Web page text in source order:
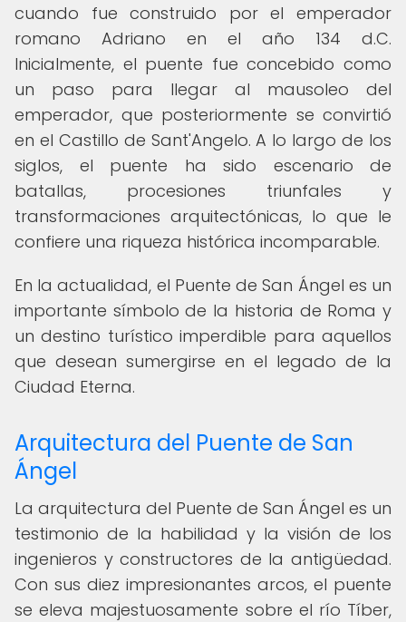
cuando fue construido por el emperador
romano Adriano en el año 134 d.C.
Inicialmente, el puente fue concebido como
un paso para llegar al mausoleo del
emperador, que posteriormente se convirtió
en el Castillo de Sant'Angelo. A lo largo de los
siglos, el puente ha sido escenario de
batallas, procesiones triunfales y
transformaciones arquitectónicas, lo que le
confiere una riqueza histórica incomparable.
En la actualidad, el Puente de San Ángel es un
importante símbolo de la historia de Roma y
un destino turístico imperdible para aquellos
que desean sumergirse en el legado de la
Ciudad Eterna.
Arquitectura del Puente de San
Ángel
La arquitectura del Puente de San Ángel es un
testimonio de la habilidad y la visión de los
ingenieros y constructores de la antigüedad.
Con sus diez impresionantes arcos, el puente
se eleva majestuosamente sobre el río Tíber,